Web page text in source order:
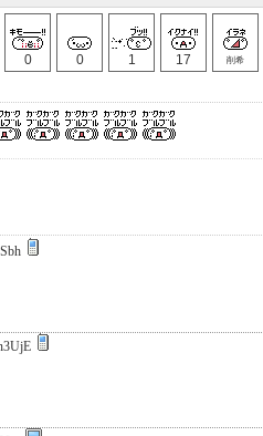
0 0 1 17 削希